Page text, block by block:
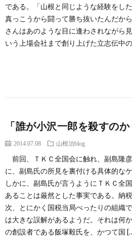
である。「山根と同じような経験をし
真っこうから闘って勝ち抜いたんだか
さんはあのような目に逢わされながら
いう上場会社まで創り上げた立志伝中
「誰が小沢一郎を殺すの
2014.07.08 山根治blog
前回、ＴＫＣ全国会に触れ、副島隆
に、副島氏の所見を裏付ける具体的
しかに、副島氏が言うようにＴＫＣ全
あることは厳然とした事実である。納
次、とにかく国税当局べったりの組
は大きな誤解があるようだ。それは
の創設者である飯塚毅氏を、かつて国